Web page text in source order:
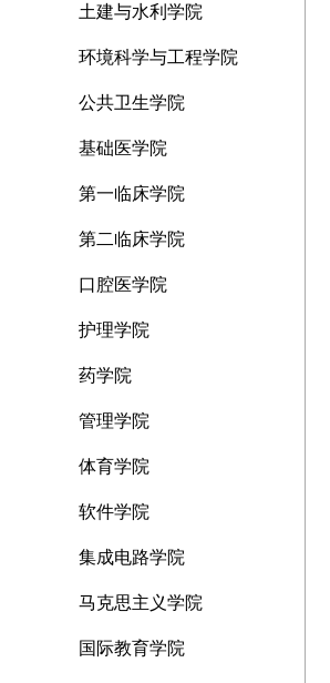
土建与水利学院
环境科学与工程学院
公共卫生学院
基础医学院
第一临床学院
第二临床学院
口腔医学院
护理学院
药学院
管理学院
体育学院
软件学院
集成电路学院
马克思主义学院
国际教育学院